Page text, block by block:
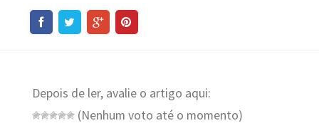
Depois de ler, avalie o artigo aqui:
(Nenhum voto até o momento)